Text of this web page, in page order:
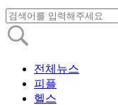
전체뉴스
피플
헬스